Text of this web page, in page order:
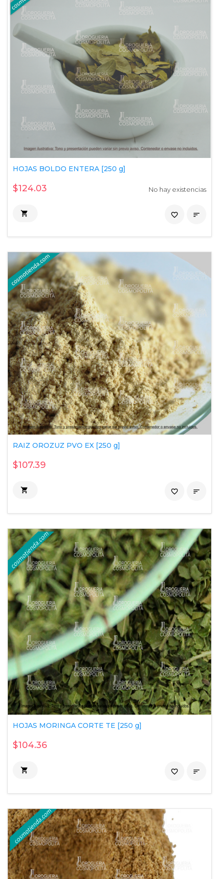
HOJAS BOLDO ENTERA [250 g]
$124.03 No hay existencias
 
favorite_border
RAIZ OROZUZ PVO EX [250 g]
$107.39
 
favorite_border
HOJAS MORINGA CORTE TE [250 g]
$104.36
 
favorite_border